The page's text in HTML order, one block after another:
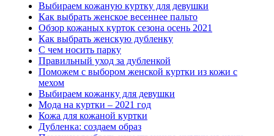
Выбираем кожаную куртку для девушки
Как выбрать женское весеннее пальто
Обзор кожаных курток сезона осень 2021
Как выбрать женскую дубленку
С чем носить парку
Правильный уход за дубленкой
Поможем с выбором женской куртки из кожи с
мехом
Выбираем кожанку для девушки
Мода на куртки – 2021 год
Кожа для кожаной куртки
Дубленка: создаем образ